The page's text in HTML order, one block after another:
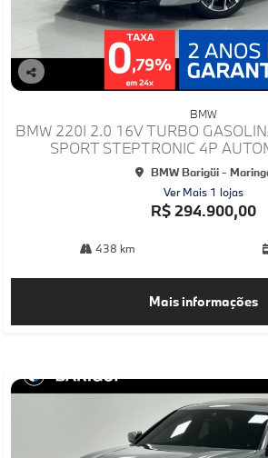
Co
lhe
BMW
BMW 220I 2.0 16V TURBO
SPORT STEPTRONIC 4P
BMW Barigüi -
Ver Mais 1 lojas
R$ 294.900,00
438 km
Mais informações